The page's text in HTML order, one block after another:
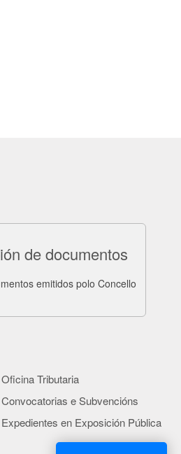
de documentos
emitidos polo Concello
Oficina Tributaria
Convocatorias e Subvencións
Expedientes en Exposición Pública